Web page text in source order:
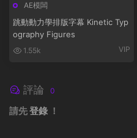
AE模闆
跳動動力學排版字幕 Kinetic Typ
ography Figures
1.55k VIP
評論 0
請先登錄 ！